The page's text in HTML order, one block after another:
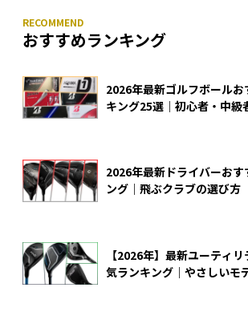
おすすめランキング
2026年最新ゴルフボールお
キング25選｜初心者・中級
2026年最新ドライバーおす
ング｜飛ぶクラブの選び方
【2026年】最新ユーティ
気ランキング｜やさしいモ